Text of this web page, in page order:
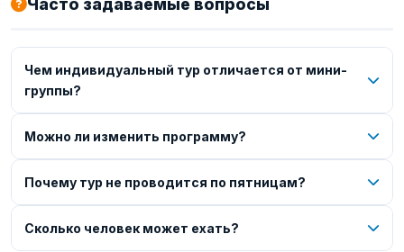
Чем индивидуальный тур отличается от мини-
группы?
Можно ли изменить программу?
Почему тур не проводится по пятницам?
Сколько человек может ехать?